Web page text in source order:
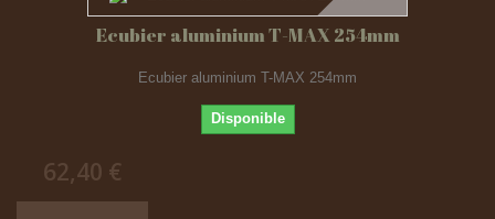
Ecubier aluminium T-MAX 254mm
Ecubier aluminium T-MAX 254mm
Disponible
62,40 €